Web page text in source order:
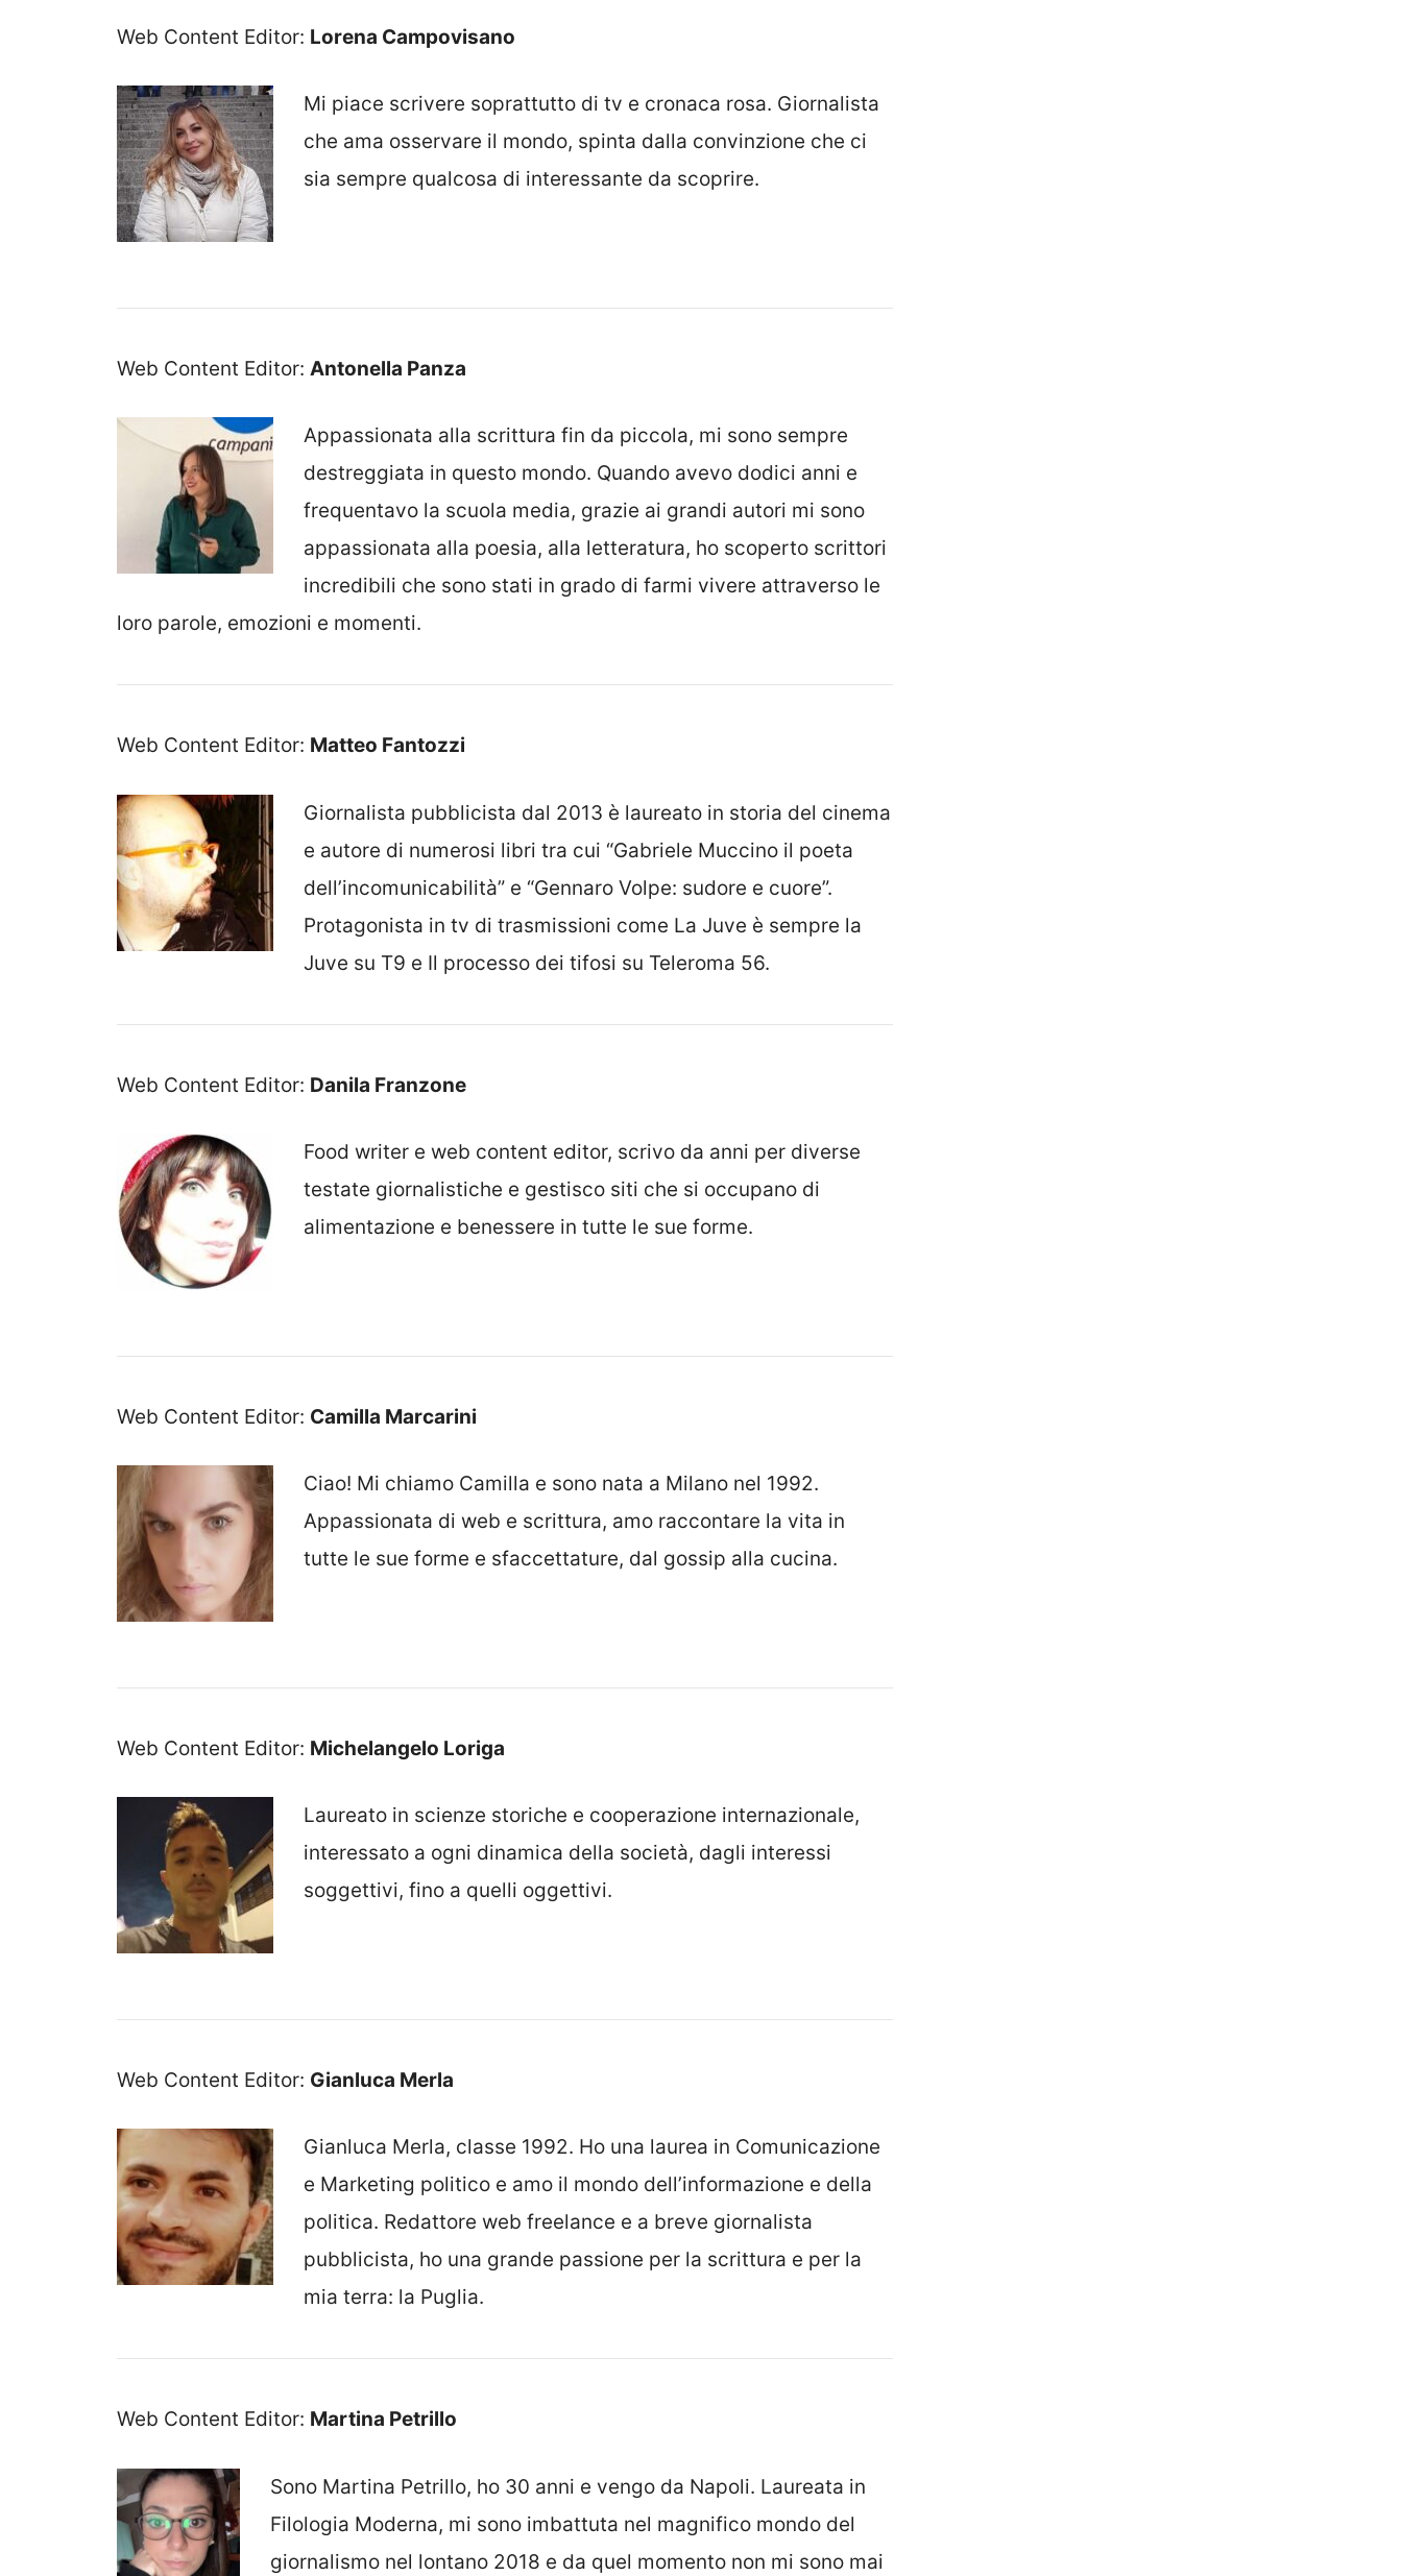
Web Content Editor: Lorena Campovisano
Mi piace scrivere soprattutto di tv e cronaca rosa. Giornalista
che ama osservare il mondo, spinta dalla convinzione che ci
sia sempre qualcosa di interessante da scoprire.
Web Content Editor: Antonella Panza
Appassionata alla scrittura fin da piccola, mi sono sempre
destreggiata in questo mondo. Quando avevo dodici anni e
frequentavo la scuola media, grazie ai grandi autori mi sono
appassionata alla poesia, alla letteratura, ho scoperto scrittori
incredibili che sono stati in grado di farmi vivere attraverso le
loro parole, emozioni e momenti.
Web Content Editor: Matteo Fantozzi
Giornalista pubblicista dal 2013 è laureato in storia del cinema
e autore di numerosi libri tra cui “Gabriele Muccino il poeta
dell’incomunicabilità” e “Gennaro Volpe: sudore e cuore”.
Protagonista in tv di trasmissioni come La Juve è sempre la
Juve su T9 e Il processo dei tifosi su Teleroma 56.
Web Content Editor: Danila Franzone
Food writer e web content editor, scrivo da anni per diverse
testate giornalistiche e gestisco siti che si occupano di
alimentazione e benessere in tutte le sue forme.
Web Content Editor: Camilla Marcarini
Ciao! Mi chiamo Camilla e sono nata a Milano nel 1992.
Appassionata di web e scrittura, amo raccontare la vita in
tutte le sue forme e sfaccettature, dal gossip alla cucina.
Web Content Editor: Michelangelo Loriga
Laureato in scienze storiche e cooperazione internazionale,
interessato a ogni dinamica della società, dagli interessi
soggettivi, fino a quelli oggettivi.
Web Content Editor: Gianluca Merla
Gianluca Merla, classe 1992. Ho una laurea in Comunicazione
e Marketing politico e amo il mondo dell’informazione e della
politica. Redattore web freelance e a breve giornalista
pubblicista, ho una grande passione per la scrittura e per la
mia terra: la Puglia.
Web Content Editor: Martina Petrillo
Sono Martina Petrillo, ho 30 anni e vengo da Napoli. Laureata in
Filologia Moderna, mi sono imbattuta nel magnifico mondo del
giornalismo nel lontano 2018 e da quel momento non mi sono mai